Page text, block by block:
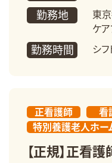
勤務地
東
ケア
勤務時間 シフ
正看護師 看
特別養護老人ホー
【正規】正